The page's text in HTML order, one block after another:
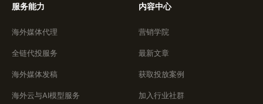
服务能力
海外媒体代理
全链代投服务
海外媒体发稿
海外云与AI模型服务
内容中心
营销学院
最新文章
获取投放案例
加入行业社群